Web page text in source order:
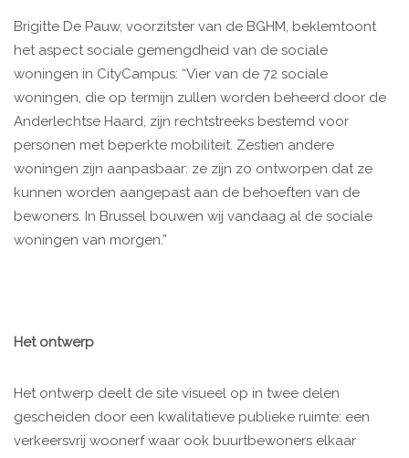
Brigitte De Pauw, voorzitster van de BGHM, beklemtoont
het aspect sociale gemengdheid van de sociale
woningen in CityCampus: “Vier van de 72 sociale
woningen, die op termijn zullen worden beheerd door de
Anderlechtse Haard, zijn rechtstreeks bestemd voor
personen met beperkte mobiliteit. Zestien andere
woningen zijn aanpasbaar: ze zijn zo ontworpen dat ze
kunnen worden aangepast aan de behoeften van de
bewoners. In Brussel bouwen wij vandaag al de sociale
woningen van morgen.”
Het ontwerp
Het ontwerp deelt de site visueel op in twee delen
gescheiden door een kwalitatieve publieke ruimte: een
verkeersvrij woonerf waar ook buurtbewoners elkaar